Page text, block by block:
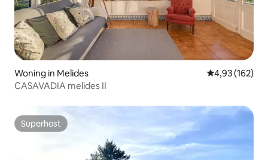
Woning in Melides Gemiddelde
4,93 (162)
CASAVADIA melides II
Superhost
Superhost